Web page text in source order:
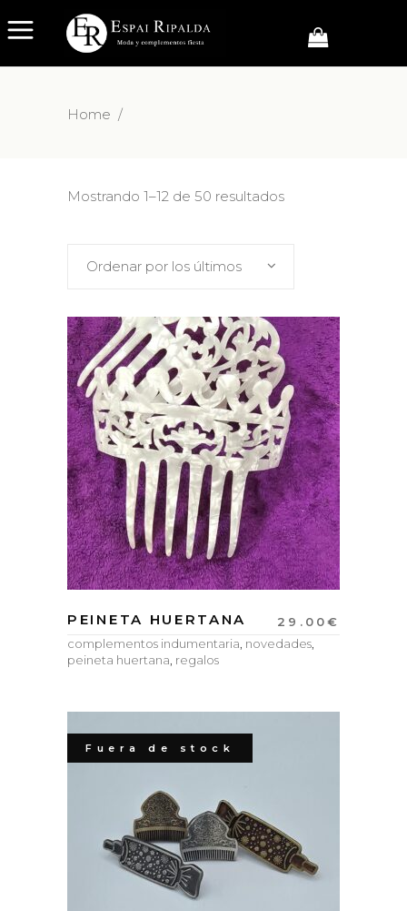
Home /
Mostrando 1–12 de 50 resultados
Ordenar por los últimos
PEINETA HUERTANA 29.00€
complementos indumentaria, novedades,
peineta huertana, regalos
Fuera de stock